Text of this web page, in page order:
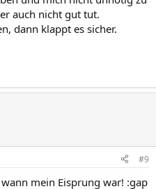
auch nicht gut tut.
dann klappt es sicher.
#9
mein Eisprung war! :gap